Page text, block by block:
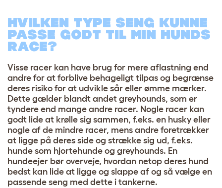
HVILKEN TYPE SENG KUNNE
PASSE GODT TIL MIN HUNDS
RACE?
Visse racer kan have brug for mere aflastning end
andre for at forblive behageligt tilpas og begrænse
deres risiko for at udvikle sår eller ømme mærker.
Dette gælder blandt andet greyhounds, som er
tyndere end mange andre racer. Nogle racer kan
godt lide at krølle sig sammen, f.eks. en husky eller
nogle af de mindre racer, mens andre foretrækker
at ligge på deres side og strække sig ud, f.eks.
hunde som hjortehunde og greyhounds. En
hundeejer bør overveje, hvordan netop deres hund
bedst kan lide at ligge og slappe af og så vælge en
passende seng med dette i tankerne.